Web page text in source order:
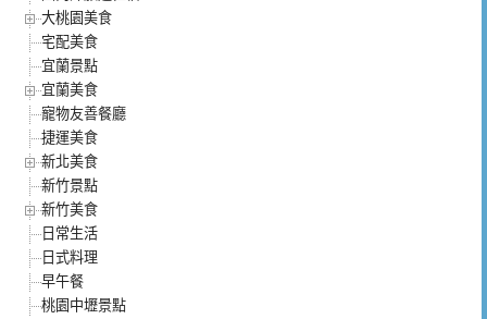
大桃園美食
宅配美食
宜蘭景點
宜蘭美食
寵物友善餐廳
捷運美食
新北美食
新竹景點
新竹美食
日常生活
日式料理
早午餐
桃園中壢景點